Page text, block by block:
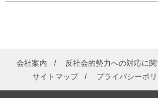
会社案内 反社会的勢力への対応に
サイトマップ
プライバシーポ